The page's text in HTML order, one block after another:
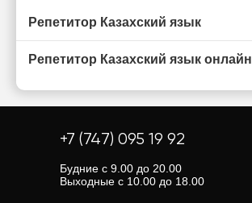
Репетитор Казахский язык
Репетитор Казахский язык онлайн
+7 (747) 095 19 92
Будние с 9.00 до 20.00
Выходные с 10.00 до 18.00